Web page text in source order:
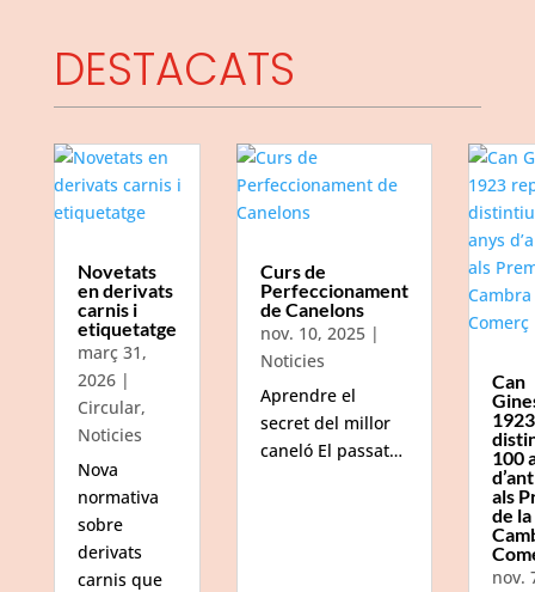
DESTACATS
Novetats
en derivats
carnis i
etiquetatge
març 31,
2026|
Circular,
Noticies
Nova
normativa
sobre
derivats
carnis que
Curs de
Perfeccionament
de Canelons
nov. 10, 2025|
Noticies
Aprendre el
secret del millor
caneló El passat…
Can
100
als
de la
nov.